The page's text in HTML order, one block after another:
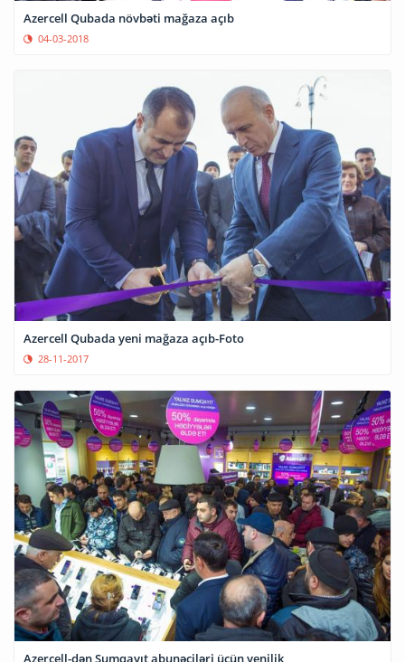
Azercell Qubada növbəti mağaza açıb
04-03-2018
Azercell Qubada yeni mağaza açıb-Foto
28-11-2017
Azercell-dən Sumqayıt abunəçiləri üçün yenilik